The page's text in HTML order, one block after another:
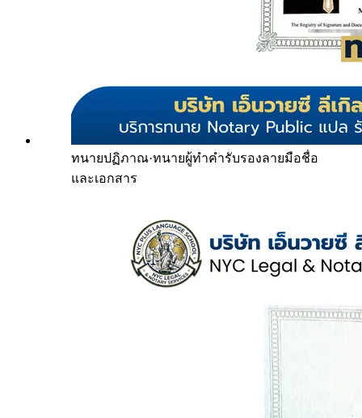
ทนายปฏิภาณ·ทนายผู้ทำคำรับรองลายมือชื่อ
และเอกสาร